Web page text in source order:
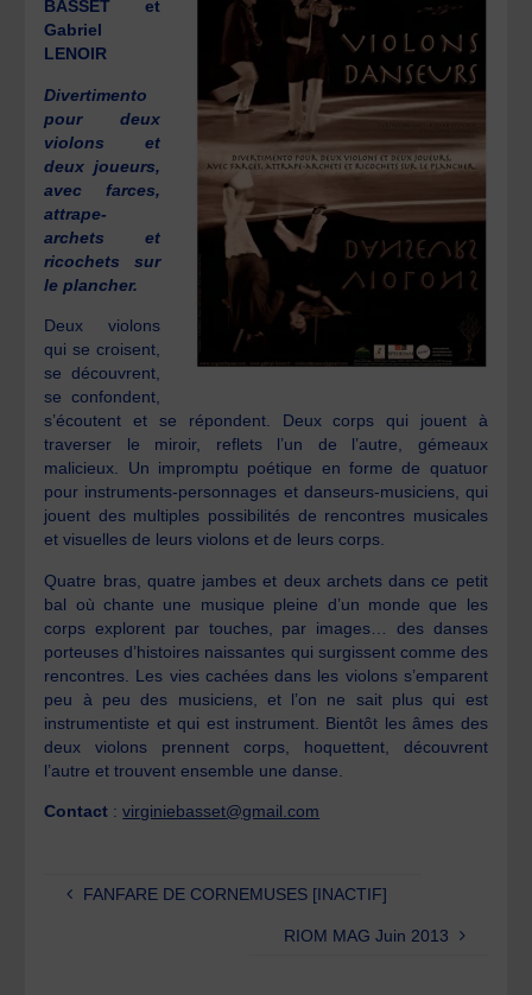
BASSET et
Gabriel
LENOIR
Divertimento
pour deux
violons et
deux joueurs,
avec farces,
attrape-
archets et
ricochets sur
le plancher.
Deux violons
qui se croisent,
se découvrent,
se confondent,
s’écoutent et se répondent. Deux corps qui jouent à
traverser le miroir, reflets l’un de l’autre, gémeaux
malicieux. Un impromptu poétique en forme de quatuor
pour instruments-personnages et danseurs-musiciens, qui
jouent des multiples possibilités de rencontres musicales
et visuelles de leurs violons et de leurs corps.
Quatre bras, quatre jambes et deux archets dans ce petit
bal où chante une musique pleine d’un monde que les
corps explorent par touches, par images… des danses
porteuses d’histoires naissantes qui surgissent comme des
rencontres. Les vies cachées dans les violons s’emparent
peu à peu des musiciens, et l’on ne sait plus qui est
instrumentiste et qui est instrument. Bientôt les âmes des
deux violons prennent corps, hoquettent, découvrent
l’autre et trouvent ensemble une danse.
Contact :virginiebasset@gmail.com
FANFARE DE CORNEMUSES [INACTIF]
RIOM MAG Juin 2013